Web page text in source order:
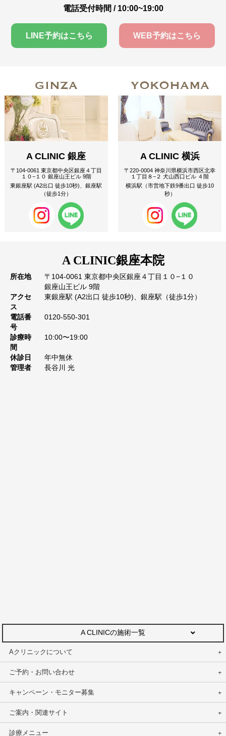
電話受付時間 / 10:00~19:00
LINE予約はこちら WEB予約はこちら
GINZA
A CLINIC 銀座
〒104-0061 東京都中央区銀座４丁目
１０−１０ 銀座山王ビル 9階
東銀座駅 (A2出口 徒歩10秒)、銀座駅
（徒歩1分）
YOKOHAMA
A CLINIC 横浜
〒220-0004 神奈川県横浜市西区北幸
１丁目８−２ 犬山西口ビル ４階
横浜駅（市営地下鉄9番出口 徒歩10
秒）
A CLINIC銀座本院
所在地
〒104-0061 東京都中央区銀座４丁目１０−１０
銀座山王ビル 9階
アクセ
ス
東銀座駅 (A2出口 徒歩10秒)、銀座駅（徒歩1分）
電話番
号
0120-550-301
診療時
間
10:00〜19:00
休診日
年中無休
管理者
長谷川 光
A CLINICの施術一覧
Aクリニックについて
ご予約・お問い合わせ
キャンペーン・モニター募集
ご案内・関連サイト
診療メニュー